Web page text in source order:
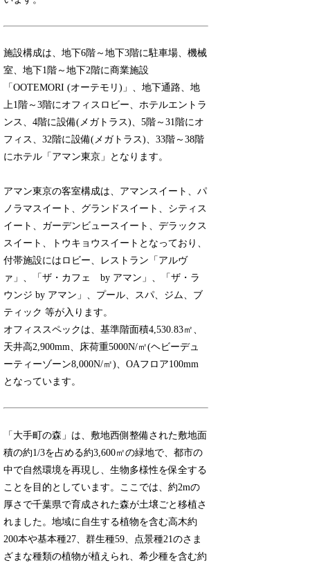
施設構成は、地下6階～地下3階に駐車場、機械
室、地下1階～地下2階に商業施設
「OOTEMORI (オーテモリ)」、地下通路、地
上1階～3階にオフィスロビー、ホテルエントラ
ンス、4階に設備(メガトラス)、5階～31階にオ
フィス、32階に設備(メガトラス)、33階～38階
にホテル「アマン東京」となります。
アマン東京の客室構成は、アマンスイート、パ
ノラマスイート、グランドスイート、シティス
イート、ガーデンビュースイート、デラックス
スイート、トウキョウスイートとなっており、
付帯施設にはロビー、レストラン「アルヴ
ァ」、「ザ・カフェ by アマン」、「ザ・ラ
ウンジ by アマン」、プール、スパ、ジム、ブ
ティック 等が入ります。
オフィススペックは、基準階面積4,530.83㎡、
天井高2,900mm、床荷重5000N/㎡(ヘビーデュ
ーティーゾーン8,000N/㎡)、OAフロア100mm
となっています。
「大手町の森」は、敷地西側整備された敷地面
積の約1/3を占める約3,600㎡の緑地で、都市の
中で自然環境を再現し、生物多様性を保全する
ことを目的としています。ここでは、約2mの
厚さで千葉県で育成された森が土壌ごと移植さ
れました。地域に自生する植物を含む高木約
200本や基本種27、群生種59、点景種21のさま
ざまな種類の植物が植えられ、希少種を含む約